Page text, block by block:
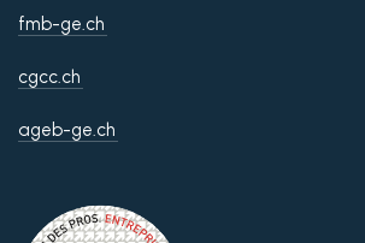
fmb-ge.ch
cgcc.ch
ageb-ge.ch